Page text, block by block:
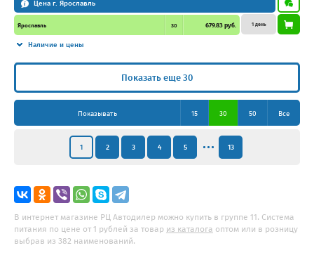
Цена г. Ярославль
Ярославль 30 679.83 руб.
Наличие и цены
1 день
Показать еще 30
Показывать 15 30 50 Все
1 2 3 4 5 13
В интернет магазине РЦ Автодилер можно купить в группе 11. Система
питания по цене от 1 рублей за товар из каталога оптом или в розницу
выбрав из 382 наименований.